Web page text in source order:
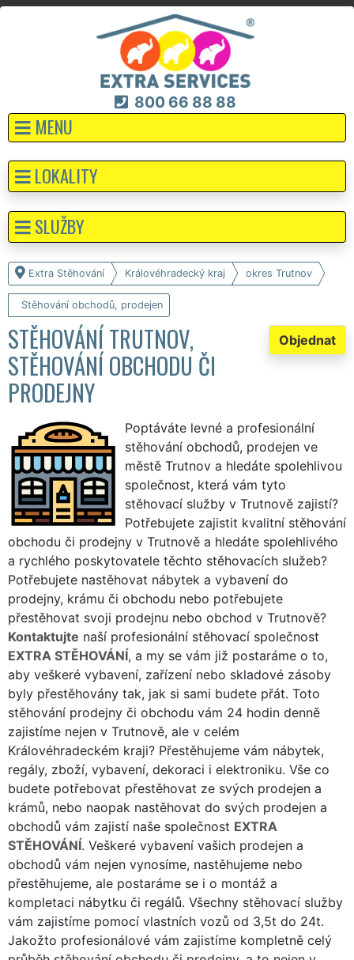
800 66 88 88
MENU
Extra Stěhování Královéhradecký kraj okres Trutnov
Stěhování obchodů, prodejen
Objednat
STĚHOVÁNÍ TRUTNOV,
STĚHOVÁNÍ OBCHODU ČI
PRODEJNY
Poptáváte levné a profesionální
stěhování obchodů, prodejen ve
městě Trutnov a hledáte spolehlivou
společnost, která vám tyto
stěhovací služby v Trutnově zajistí?
Potřebujete zajistit kvalitní stěhování
obchodu či prodejny v Trutnově a hledáte spolehlivého
a rychlého poskytovatele těchto stěhovacích služeb?
Potřebujete nastěhovat nábytek a vybavení do
prodejny, krámu či obchodu nebo potřebujete
přestěhovat svoji prodejnu nebo obchod v Trutnově?
Kontaktujte naší profesionální stěhovací společnost
EXTRA STĚHOVÁNÍ, a my se vám již postaráme o to,
aby veškeré vybavení, zařízení nebo skladové zásoby
byly přestěhovány tak, jak si sami budete přát. Toto
stěhování prodejny či obchodu vám 24 hodin denně
zajistíme nejen v Trutnově, ale v celém
Královéhradeckém kraji? Přestěhujeme vám nábytek,
regály, zboží, vybavení, dekoraci i elektroniku. Vše co
budete potřebovat přestěhovat ze svých prodejen a
krámů, nebo naopak nastěhovat do svých prodejen a
obchodů vám zajistí naše společnost EXTRA
STĚHOVÁNÍ. Veškeré vybavení vašich prodejen a
obchodů vám nejen vynosíme, nastěhujeme nebo
přestěhujeme, ale postaráme se i o montáž a
kompletaci nábytku či regálů. Všechny stěhovací služby
vám zajistíme pomocí vlastních vozů od 3,5t do 24t.
Jakožto profesionálové vám zajistíme kompletně celý
LOKALITY
SLUŽBY